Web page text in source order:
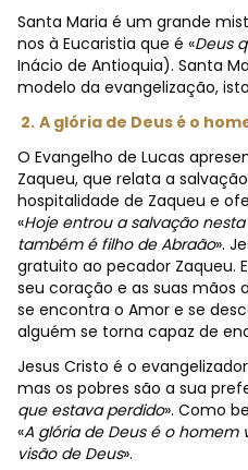
Santa Maria é um grande
nos à Eucaristia que é «Deus
Inácio de Antioquia). Santa
modelo da evangelização,
2. A glória de Deus é o
O Evangelho de Lucas
Zaqueu, que relata a
hospitalidade de Zaqueu e
«Hoje entrou a salvação
também é filho de Abraão».
gratuito ao pecador Zaqueu.
seu coração e as suas mãos
se encontra o Amor e se
alguém se torna capaz de
Jesus Cristo é o
mas os pobres são a sua
que estava perdido». Como
«A glória de Deus é o
visão de Deus».